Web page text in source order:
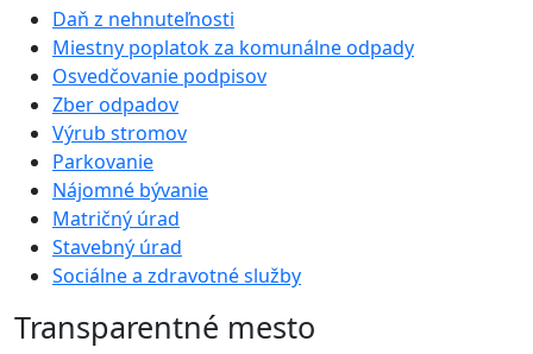
Daň z nehnuteľnosti
Miestny poplatok za komunálne odpady
Osvedčovanie podpisov
Zber odpadov
Výrub stromov
Parkovanie
Nájomné bývanie
Matričný úrad
Stavebný úrad
Sociálne a zdravotné služby
Transparentné mesto